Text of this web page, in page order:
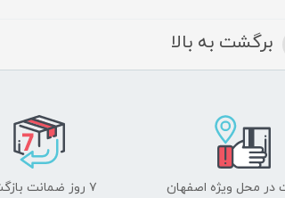
برگشت به بالا
در محل ویژه اصفهان ۷ روز ضمانت بازگشت